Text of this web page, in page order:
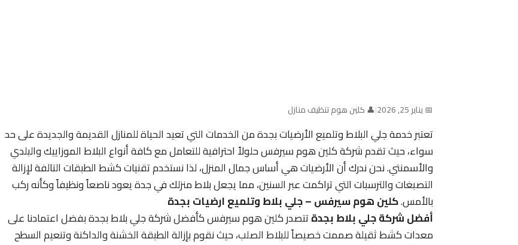
📅 يناير 25, 2026 |👤 كلين هوم تنظيف منازل
تعتبر خدمة جلي البلاط وتلميع الأرضيات بجدة من الخدمات التي تعيد الحياة للمنازل القديمة والجديدة على حد
سواء، حيث تقدم شركة كلين هوم سيرفس حلولاً احترافية للتعامل مع كافة أنواع البلاط الموزاييك والبلدي
والأسمنتي. نحن ندرك أن الأرضيات هي أساس جمال المنزل، لذا نستخدم تقنيات كشط الطبقات التالفة لإزالة
التصبغات والترسبات التي تراكمت عبر السنين، مما يجعل بلاط منزلك في جدة يعود ناصعاً ونظيفاً وكأنه ركب
بالأمس.كلين هوم سيرفس – جلي بلاط وتلميع ارضيات بجدة
أفضل شركة جلي بلاط بجدةتتصدر كلين هوم سيرفس كأفضل شركة جلي بلاط بجدة بفضل اعتمادنا على
معدات كشط ثقيلة صممت خصيصاً للبلاط الصلب، حيث نقوم بإزالة الطبقة الخشنة والداكنة وتنعيم السطح